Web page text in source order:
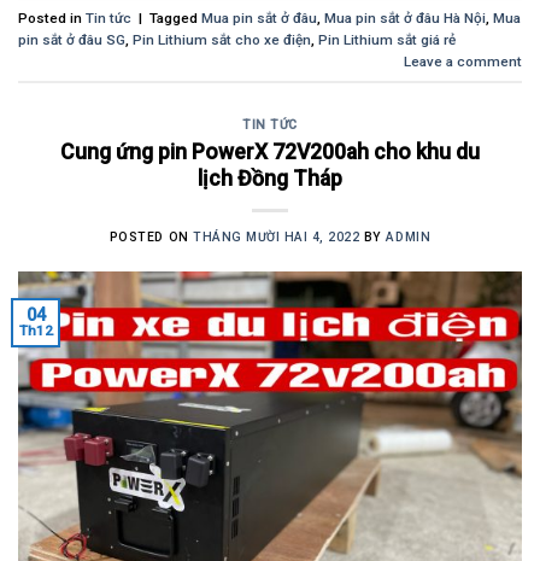
Posted in Tin tức | Tagged Mua pin sắt ở đâu, Mua pin sắt ở đâu Hà Nội, Mua
pin sắt ở đâu SG, Pin Lithium sắt cho xe điện, Pin Lithium sắt giá rẻ
Leave a comment
TIN TỨC
Cung ứng pin PowerX 72V200ah cho khu du
lịch Đồng Tháp
POSTED ONTHÁNG MƯỜI HAI 4, 2022 BYADMIN
04
Th12